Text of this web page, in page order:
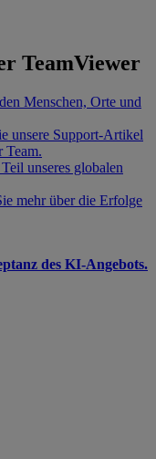
TeamViewer
Menschen, Orte und
unsere Support-Artikel
Team.
unseres globalen
mehr über die Erfolge
des KI-Angebots.